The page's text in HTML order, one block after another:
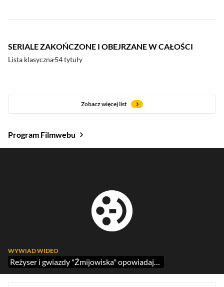
SERIALE ZAKOŃCZONE I OBEJRZANE W CAŁOŚCI
Lista klasyczna54 tytuły
Zobacz więcej list
Program Filmwebu
WYWIAD WIDEO
Reżyser i gwiazdy "Żmijowiska" opowiadają nam o serialu Canal+